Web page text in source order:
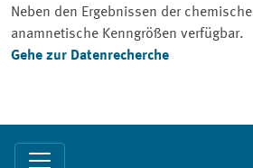
Neben den Ergebnissen der
anamnetische Kenngrößen verfügbar.
Gehe zur Datenrecherche